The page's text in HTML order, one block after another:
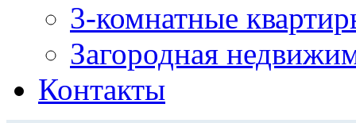
3-комнатные
Загородная
Контакты